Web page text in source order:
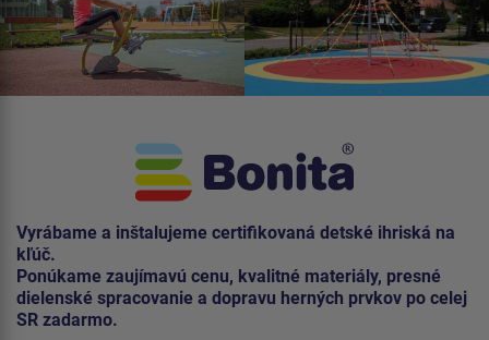
Vyrábame a inštalujeme certifikovaná detské ihriská na
kľúč.
Ponúkame zaujímavú cenu, kvalitné materiály, presné
dielenské spracovanie a dopravu herných prvkov po celej
SR zadarmo.